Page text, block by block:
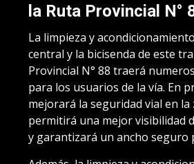
la Ruta Provincial N°
La limpieza y
central y la bicisenda de este
Provincial N° 88 traerá
para los usuarios de la vía. En
mejorará la seguridad vial en la
permitirá una mejor visibilidad
y garantizará un ancho seguro